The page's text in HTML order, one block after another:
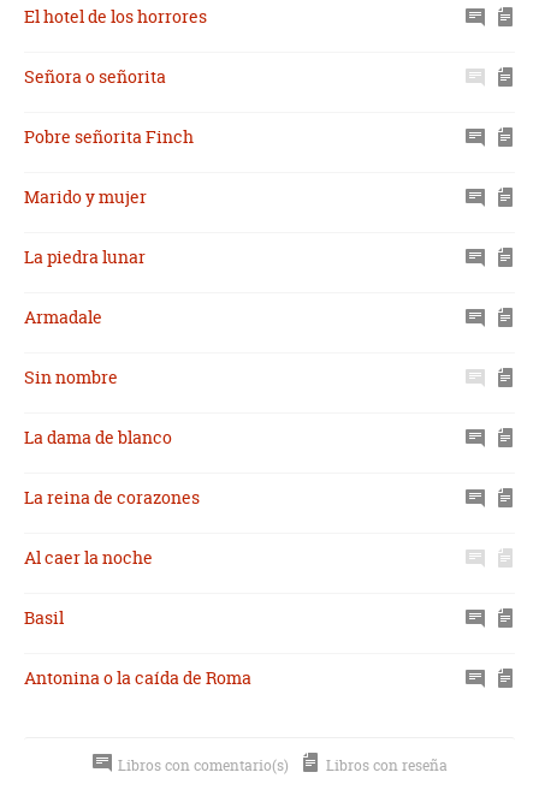
El hotel de los horrores
Señora o señorita
Pobre señorita Finch
Marido y mujer
La piedra lunar
Armadale
Sin nombre
La dama de blanco
La reina de corazones
Al caer la noche
Basil
Antonina o la caída de Roma
Libros con comentario(s) Libros con reseña